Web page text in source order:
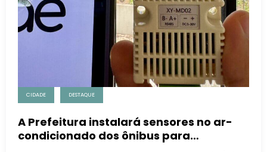
CIDADE DESTAQUE
A Prefeitura instalará sensores no ar-
condicionado dos ônibus para